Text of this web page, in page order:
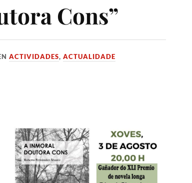
Cons”
ACTIVIDADES,ACTUALIDADE